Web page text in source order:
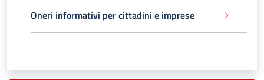
Oneri informativi per cittadini e imprese